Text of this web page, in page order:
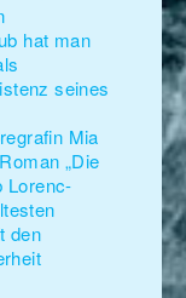
hat man
seines
Mia
„Die
Lorenc-
den